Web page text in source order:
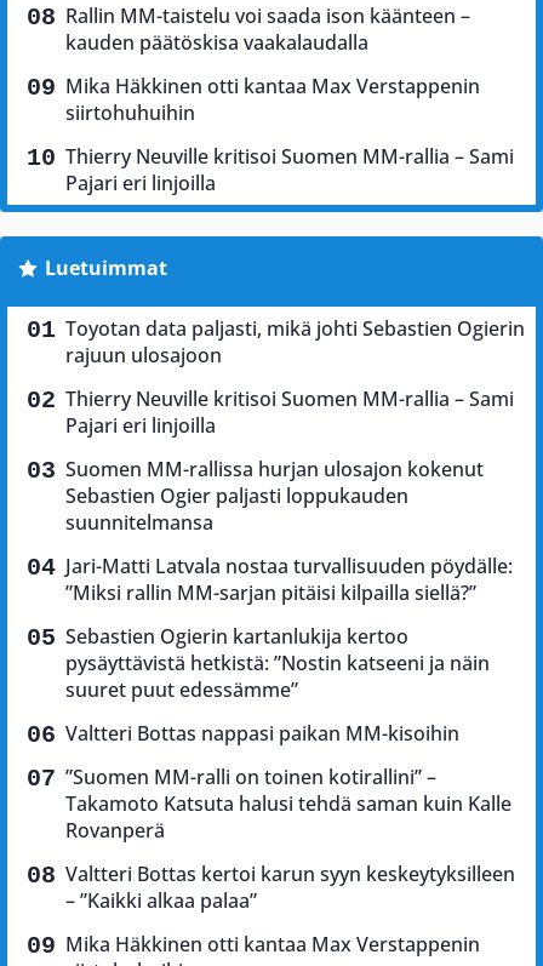
Rallin MM-taistelu voi saada ison käänteen –
kauden päätöskisa vaakalaudalla
Mika Häkkinen otti kantaa Max Verstappenin
siirtohuhuihin
Thierry Neuville kritisoi Suomen MM-rallia – Sami
Pajari eri linjoilla
Luetuimmat
Toyotan data paljasti, mikä johti Sebastien Ogierin
rajuun ulosajoon
Thierry Neuville kritisoi Suomen MM-rallia – Sami
Pajari eri linjoilla
Suomen MM-rallissa hurjan ulosajon kokenut
Sebastien Ogier paljasti loppukauden
suunnitelmansa
Jari-Matti Latvala nostaa turvallisuuden pöydälle:
”Miksi rallin MM-sarjan pitäisi kilpailla siellä?”
Sebastien Ogierin kartanlukija kertoo
pysäyttävistä hetkistä: ”Nostin katseeni ja näin
suuret puut edessämme”
Valtteri Bottas nappasi paikan MM-kisoihin
”Suomen MM-ralli on toinen kotirallini” –
Takamoto Katsuta halusi tehdä saman kuin Kalle
Rovanperä
Valtteri Bottas kertoi karun syyn keskeytyksilleen
– ”Kaikki alkaa palaa”
Mika Häkkinen otti kantaa Max Verstappenin